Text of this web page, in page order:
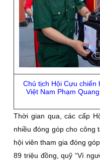
Chủ tịch Hội Cựu chiến
Việt Nam Phạm
Thời gian qua, các cấp
nhiều đóng góp cho công
hội viên tham gia đóng
89 triệu đồng, quỹ “Vì